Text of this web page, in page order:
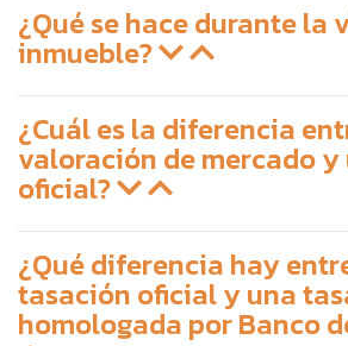
¿Qué se hace durante la
inmueble?
¿Cuál es la diferencia
valoración de mercado
oficial?
¿Qué diferencia hay
tasación oficial y una
homologada por Banco